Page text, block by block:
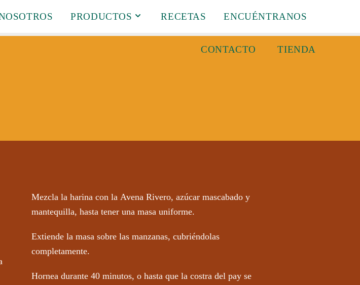
PRODUCTOS RECETAS ENCUÉNTRANOS
CONTACTO TIENDA
Mezcla la harina con la Avena Rivero, azúcar mascabado y
mantequilla, hasta tener una masa uniforme.
Extiende la masa sobre las manzanas, cubriéndolas
completamente.
Hornea durante 40 minutos, o hasta que la costra del pay se